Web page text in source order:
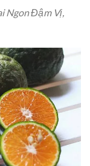
Ngon Đậm Vị,